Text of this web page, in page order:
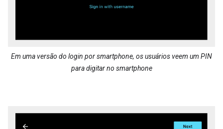
Em uma versão do login por smartphone, os usuários veem um PIN
para digitar no smartphone